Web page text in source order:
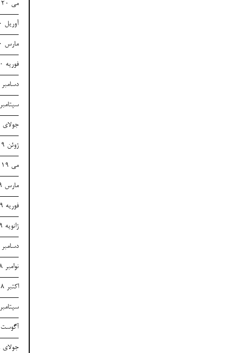
می 2020
آوریل 2020
مارس 2020
فوریه 2020
دسامبر 2019
سپتامبر 2019
جولای 2019
ژوئن 2019
می 2019
مارس 2019
فوریه 2019
ژانویه 2019
دسامبر 2018
نوامبر 2018
اکتبر 2018
سپتامبر 2018
آگوست 2018
جولای 2018